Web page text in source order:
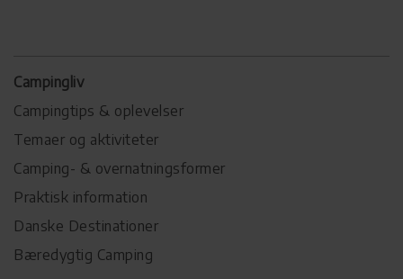
Campingliv
Campingtips & oplevelser
Temaer og aktiviteter
Camping- & overnatningsformer
Praktisk information
Danske Destinationer
Bæredygtig Camping